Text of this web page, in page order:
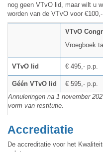
nog geen VTvO lid, maar wilt u
worden van de VTvO voor
VTvO
Vroegboek
VTvO lid € 495,- p.p.
Géén VTvO lid € 595,- p.p.
Annuleringen na 1 november
vorm van restitutie.
Accreditatie
De accreditatie voor het